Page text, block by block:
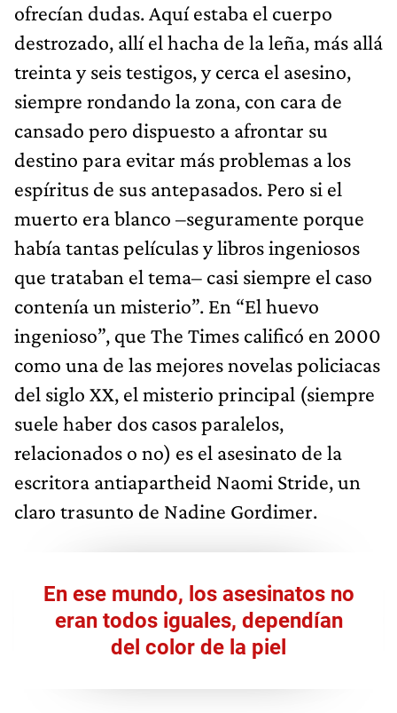
ofrecían dudas. Aquí estaba el cuerpo
destrozado, allí el hacha de la leña, más allá
treinta y seis testigos, y cerca el asesino,
siempre rondando la zona, con cara de
cansado pero dispuesto a afrontar su
destino para evitar más problemas a los
espíritus de sus antepasados. Pero si el
muerto era blanco –seguramente porque
había tantas películas y libros ingeniosos
que trataban el tema– casi siempre el caso
contenía un misterio”. En “El huevo
ingenioso”, que The Times calificó en 2000
como una de las mejores novelas policiacas
del siglo XX, el misterio principal (siempre
suele haber dos casos paralelos,
relacionados o no) es el asesinato de la
escritora antiapartheid Naomi Stride, un
claro trasunto de Nadine Gordimer.
En ese mundo, los asesinatos no
eran todos iguales, dependían
del color de la piel